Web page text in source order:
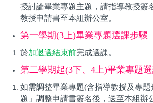
授討論畢業專題主題，請指導教授簽
教授申請書至本組辦公室。
第一學期(3上)畢業專題選課步驟
於加退選結束前完成選課。
第二學期起(3下、4上)畢業專題
如需調整畢業專題(含指導教授及專
題」調整申請書簽名後，送至本組辦